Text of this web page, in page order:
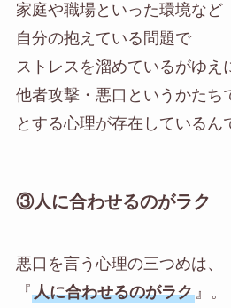
家庭や職場といった環境など
自分の抱えている問題で
ストレスを溜めているがゆえ
他者攻撃・悪口というかたち
とする心理が存在しているん
③人に合わせるのがラク
悪口を言う心理の三つめは、
『人に合わせるのがラク』。